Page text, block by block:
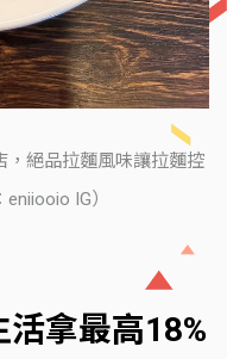
絕品拉麵風味讓拉麵控
IG）
拿最高18%